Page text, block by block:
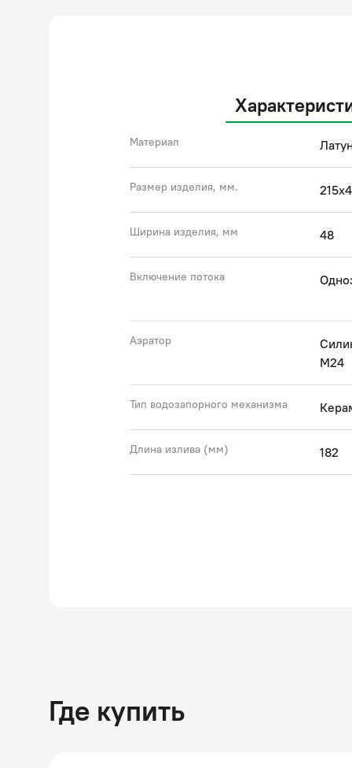
Материал
Размер изделия, мм.
Ширина изделия, мм 48
Включение потока
Аэратор
M24
Тип водозапорного механизма
Длина излива (мм) 182
Где купить